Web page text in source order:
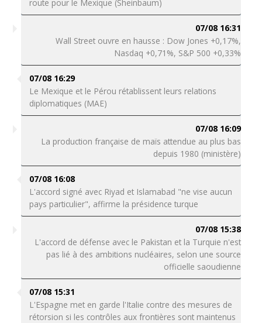
route pour le Mexique (Sheinbaum)
07/08 16:31
Wall Street ouvre en hausse : Dow Jones +0,17%,
Nasdaq +0,71%, S&P 500 +0,33%
07/08 16:29
Le Mexique et le Pérou rétablissent leurs relations
diplomatiques (MAE)
07/08 16:09
La production française de maïs attendue au plus bas
depuis 1980 (ministère)
07/08 16:08
L'accord signé avec Riyad et Islamabad "ne vise aucun
pays particulier", affirme la présidence turque
07/08 15:38
L'accord de défense avec le Pakistan et la Turquie n'est
pas lié à des ambitions nucléaires, selon une source
officielle saoudienne
07/08 15:31
L'Espagne met en garde l'Italie contre des mesures de
rétorsion si les contrôles aux frontières sont maintenus